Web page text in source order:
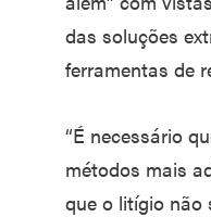
das soluções
ferramentas de
“É necessário
métodos mais
que o litígio não